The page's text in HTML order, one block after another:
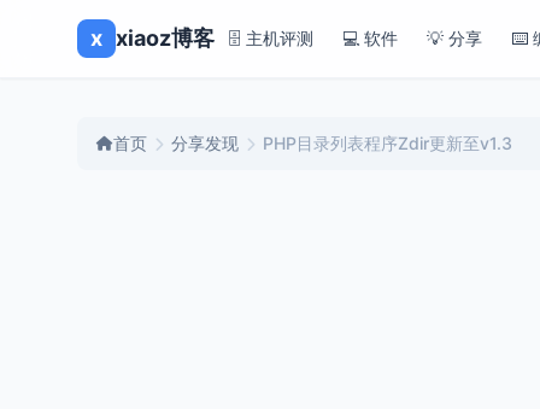
x xiaoz博客 🗄️ 主机评测 💻 软件 💡 分享 ⌨️
首页 分享发现 PHP目录列表程序Zdir更新至v1.3